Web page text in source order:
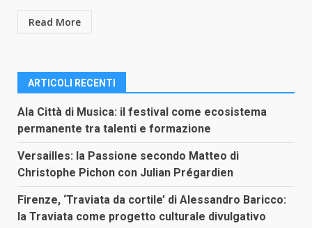
Read More
ARTICOLI RECENTI
Ala Città di Musica: il festival come ecosistema
permanente tra talenti e formazione
Versailles: la Passione secondo Matteo di
Christophe Pichon con Julian Prégardien
Firenze, ‘Traviata da cortile’ di Alessandro Baricco:
la Traviata come progetto culturale divulgativo